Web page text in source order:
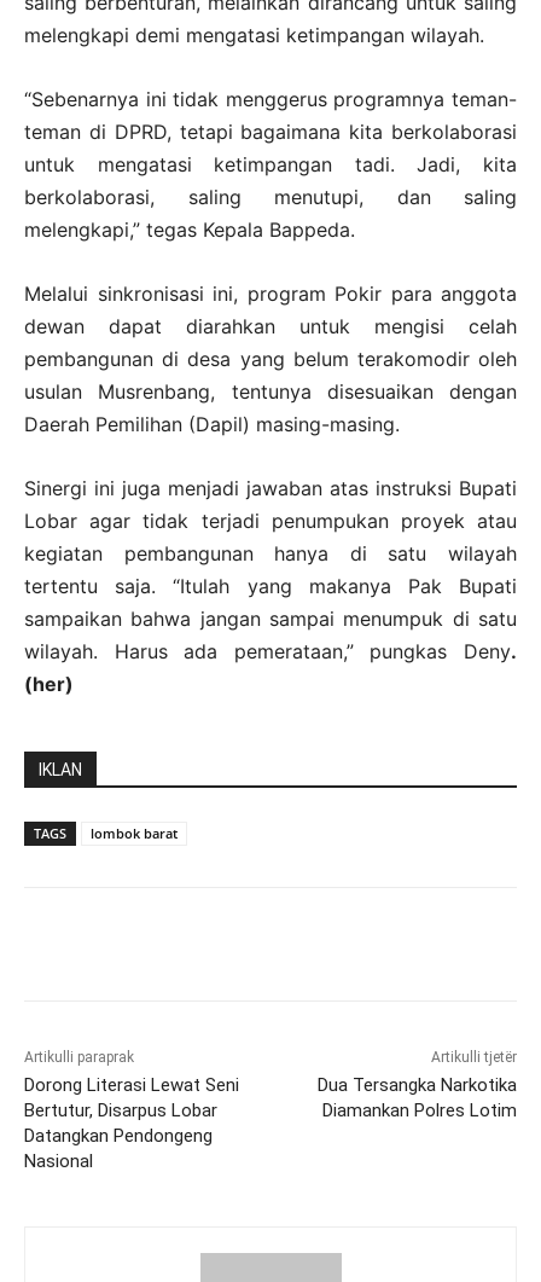
melengkapi demi mengatasi ketimpangan wilayah.
“Sebenarnya ini tidak menggerus programnya teman-
teman di DPRD, tetapi bagaimana kita berkolaborasi
untuk mengatasi ketimpangan tadi. Jadi, kita
berkolaborasi, saling menutupi, dan saling
melengkapi,” tegas Kepala Bappeda.
Melalui sinkronisasi ini, program Pokir para anggota
dewan dapat diarahkan untuk mengisi celah
pembangunan di desa yang belum terakomodir oleh
usulan Musrenbang, tentunya disesuaikan dengan
Daerah Pemilihan (Dapil) masing-masing.
Sinergi ini juga menjadi jawaban atas instruksi Bupati
Lobar agar tidak terjadi penumpukan proyek atau
kegiatan pembangunan hanya di satu wilayah
tertentu saja. “Itulah yang makanya Pak Bupati
sampaikan bahwa jangan sampai menumpuk di satu
wilayah. Harus ada pemerataan,” pungkas Deny.
(her)
IKLAN
TAGS lombok barat
Artikulli paraprak
Dorong Literasi Lewat Seni
Bertutur, Disarpus Lobar
Datangkan Pendongeng
Nasional
Artikulli tjetër
Dua Tersangka Narkotika
Diamankan Polres Lotim